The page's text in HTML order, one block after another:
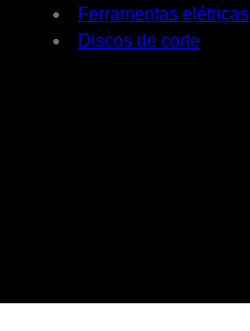
Ferramentas elétricas
Discos de corte